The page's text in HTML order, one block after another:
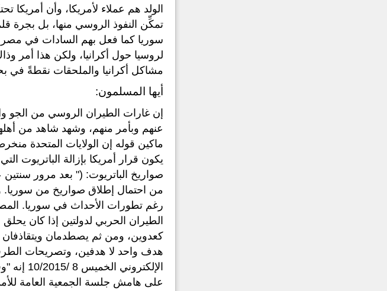
الولد هم عملاء لأمريكا، وأن
تمكِّن النفوذ الروسي منها، بل بجرة
سوريا كما فعل بهم السادات في
لروسيا حول أكرانيا، ولكن هذا أمر
مشاكل أكرانيا والملحقات نقطةً في
أيها المسلمون:
إن غارات الطيران الروسي من الجو
عنهم وبأمر منهم، وشهد شاهد من
يكون قرار أمريكا بإزالة الباتريوت
صواريخ الباتريوت: (" بعد مرور
الطيران الحربي لدولتين إذا كان
كعدوين، ومن ثم يصطدمان ويتقاذفان
هدف واحد لا هدفين، وتصريحات
على هامش جلسة الجمعية العامة